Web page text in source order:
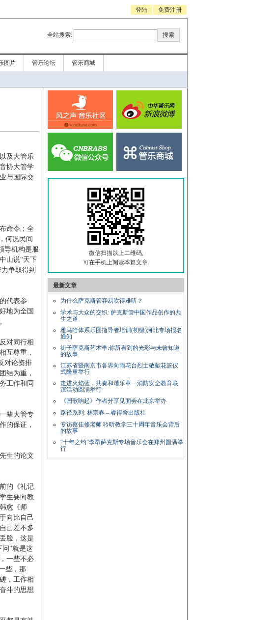
登陆 免费注册
全站搜索:
图片 管乐论坛 管乐商城
及大管乐
协大管学
与国际交
命令；全
何况民间
导机构是服
山说“天下
争取得到
代表参
地为全国
对同行相
互尊重，
对论资排
结为重，
工作和同
辈大管专
的保证，
生的论文
的《礼记
生要向教
愈《师
向比自己
己差不多
脸，这是
”就是这
一些不必
些，那
，工作相
斗的思想
微信扫描以上二维码,
可在手机上阅读本篇文章.
最新文章
为什么萨克斯管容易吹得难听？
学术与大众的交织: 萨克斯管中国作品创作的共
生之道
雅马哈体系乐团指导者培训(初级)河北专场报名
通知
街子萨克斯艺术季:你所看到的光彩与未曾知道
的故事
江苏省暨南京市各界向雨花台烈士敬献花篮仪
式隆重举行
走进火焰蓝，共奏和谐乐章—消防安全教育联
谊活动圆满举行
《国歌响起》作者分享见面会在北京举办
路径系列: 林宗春 – 睿得舍出版社
专访蔡佳修老师 聆听教学三十周年音乐会背后
的故事
“十年之约”李昂萨克斯专场音乐会在郑州圆满举
行